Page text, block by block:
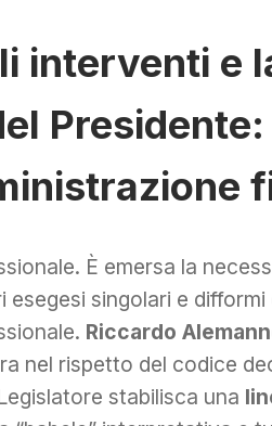
interventi e
È emersa la
singolari e
Riccardo
nel rispetto del codice
stabilisca una